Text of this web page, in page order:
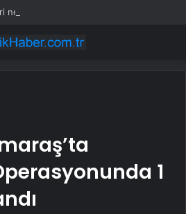
neden yükselişte?
1